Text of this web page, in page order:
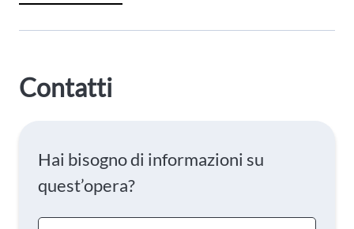
Contatti
Hai bisogno di informazioni su
quest’opera?